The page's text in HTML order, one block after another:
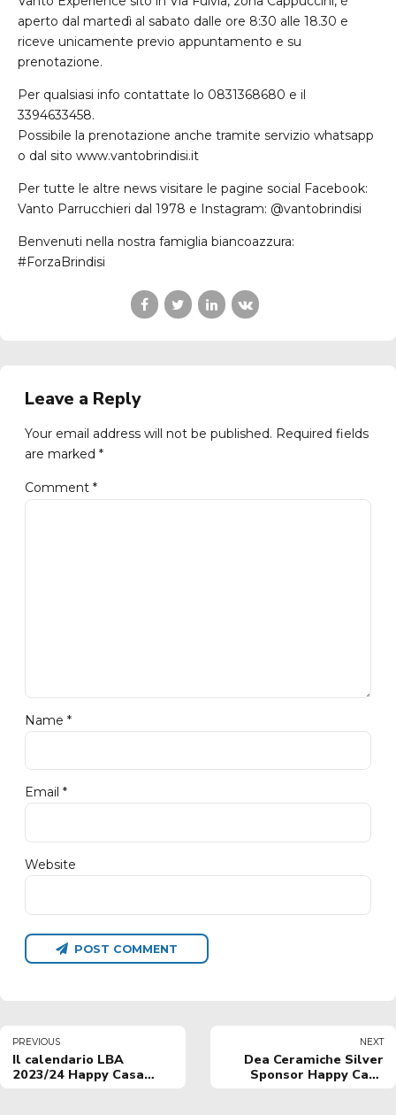
aperto dal martedì al sabato dalle ore 8:30 alle 18.30 e
riceve unicamente previo appuntamento e su
prenotazione.
Per qualsiasi info contattate lo 0831368680 e il
3394633458.
Possibile la prenotazione anche tramite servizio whatsapp
o dal sito www.vantobrindisi.it
Per tutte le altre news visitare le pagine social Facebook:
Vanto Parrucchieri dal 1978 e Instagram: @vantobrindisi
Benvenuti nella nostra famiglia biancoazzura:
#ForzaBrindisi
Leave a Reply
Your email address will not be published. Required fields
are marked *
Comment *
Name *
Email *
Website
POST COMMENT
PREVIOUS
Il calendario LBA
2023/24 Happy Casa
NEXT
Dea Ceramiche Silver
Sponsor Happy Casa